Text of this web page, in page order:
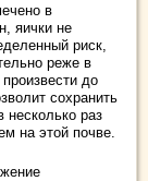
в
яички не
риск,
реже в
до
сохранить
несколько раз
на этой почве.